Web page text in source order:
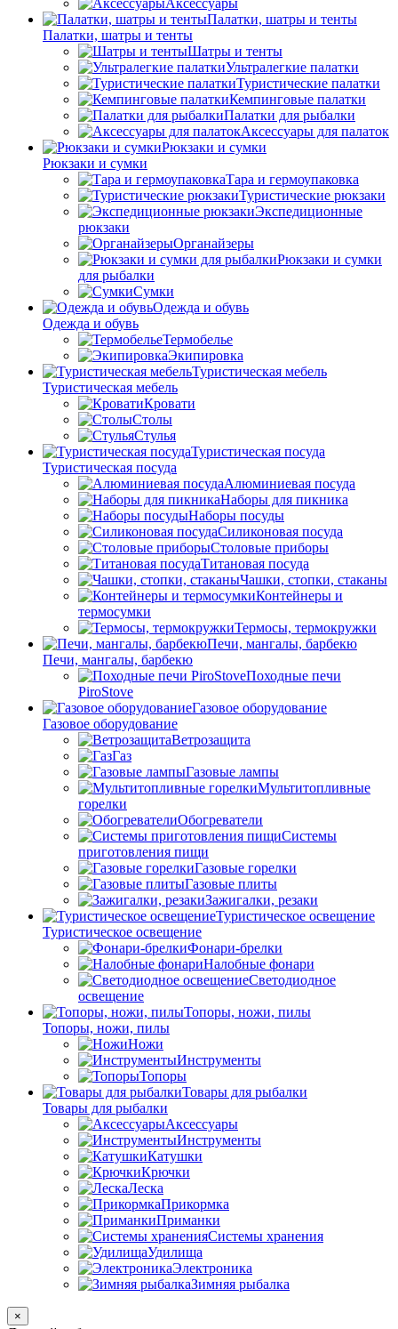
Аксессуары
Палатки, шатры и тенты
Палатки, шатры и тенты
Шатры и тенты
Ультралегкие палатки
Туристические палатки
Кемпинговые палатки
Палатки для рыбалки
Аксессуары для палаток
Рюкзаки и сумки
Рюкзаки и сумки
Тара и гермоупаковка
Туристические рюкзаки
Экспедиционные
рюкзаки
Органайзеры
Рюкзаки и сумки
для рыбалки
Сумки
Одежда и обувь
Одежда и обувь
Термобелье
Экипировка
Туристическая мебель
Туристическая мебель
Кровати
Столы
Стулья
Туристическая посуда
Туристическая посуда
Алюминиевая посуда
Наборы для пикника
Наборы посуды
Силиконовая посуда
Столовые приборы
Титановая посуда
Чашки, стопки, стаканы
Контейнеры и
термосумки
Термосы, термокружки
Печи, мангалы, барбекю
Печи, мангалы, барбекю
Походные печи
PiroStove
Газовое оборудование
Газовое оборудование
Ветрозащита
Газ
Газовые лампы
Мультитопливные
горелки
Обогреватели
Системы
приготовления пищи
Газовые горелки
Газовые плиты
Зажигалки, резаки
Туристическое освещение
Туристическое освещение
Фонари-брелки
Налобные фонари
Светодиодное
освещение
Топоры, ножи, пилы
Топоры, ножи, пилы
Ножи
Инструменты
Топоры
Товары для рыбалки
Товары для рыбалки
Аксессуары
Инструменты
Катушки
Крючки
Леска
Прикормка
Приманки
Системы хранения
Удилища
Электроника
Зимняя рыбалка
×